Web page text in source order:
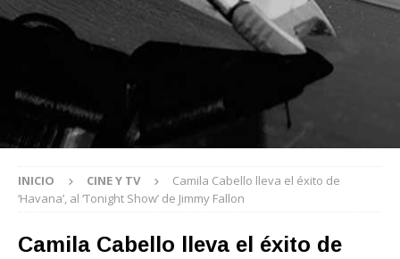
INICIO CINE Y TV
Camila Cabello lleva el éxito de
‘Havana’, al ‘Tonight Show’ de Jimmy Fallon
Camila Cabello lleva el éxito de